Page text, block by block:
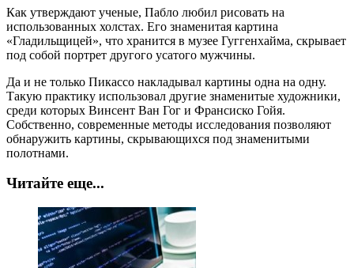
Как утверждают ученые, Пабло любил рисовать на
использованных холстах. Его знаменитая картина
«Гладильщицей», что хранится в музее Гуггенхайма, скрывает
под собой портрет другого усатого мужчины.
Да и не только Пикассо накладывал картины одна на одну.
Такую практику использовал другие знаменитые художники,
среди которых Винсент Ван Гог и Франсиско Гойя.
Собственно, современные методы исследования позволяют
обнаружить картины, скрывающихся под знаменитыми
полотнами.
Читайте еще...